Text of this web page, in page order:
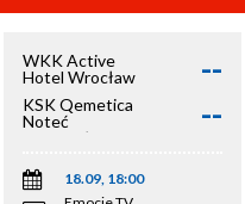
WKK Active
Hotel Wrocław
--
KSK Qemetica
Noteć
Inowrocław
--
18.09, 18:00